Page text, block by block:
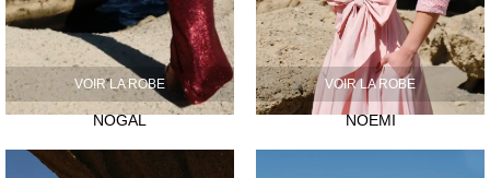
VOIR LA ROBE
NOGAL
VOIR LA ROBE
NOEMI